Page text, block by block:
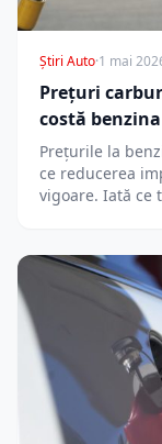
Știri Auto·1 mai
Prețuri
costă benzina
Prețurile la
ce reducerea
vigoare. Iată ce